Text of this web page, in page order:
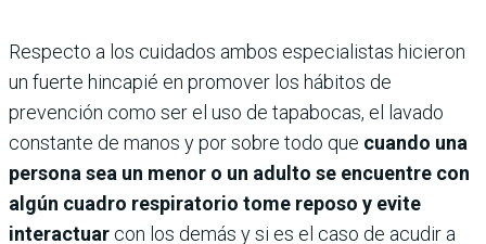
Respecto a los cuidados ambos especialistas hicieron
un fuerte hincapié en promover los hábitos de
prevención como ser el uso de tapabocas, el lavado
constante de manos y por sobre todo que cuando una
persona sea un menor o un adulto se encuentre con
algún cuadro respiratorio tome reposo y evite
interactuar con los demás y si es el caso de acudir a